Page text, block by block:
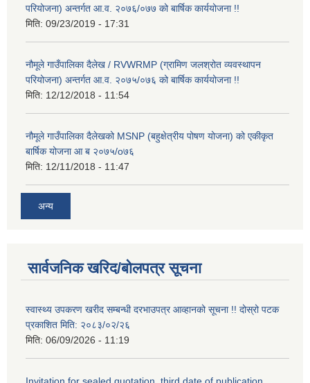
परियोजना) अन्तर्गत आ.व. २०७६/०७७ को बार्षिक कार्ययोजना !!
मिति: 09/23/2019 - 17:31
नौमूले गाउँपालिका दैलेख / RVWRMP (ग्रामिण जलश्रोत व्यवस्थापन
परियोजना) अन्तर्गत आ.व. २०७५/०७६ को बार्षिक कार्ययोजना !!
मिति: 12/12/2018 - 11:54
नौमूले गाउँपालिका दैलेखको MSNP (बहुक्षेत्रीय पोषण योजना) को एकीकृत
बार्षिक योजना आ ब २०७५/o७६
मिति: 12/11/2018 - 11:47
अन्य
सार्वजनिक खरिद/बोलपत्र सूचना
स्वास्थ्य उपकरण खरीद सम्बन्धी दरभाउपत्र आव्हानको सूचना !! दोस्रो पटक
प्रकाशित मिति: २०८३/०२/२६
मिति: 06/09/2026 - 11:19
Invitation for sealed quotation, third date of publication